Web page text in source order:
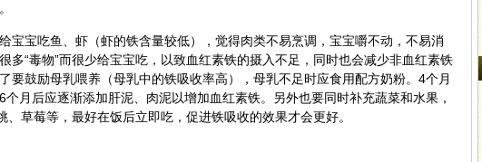
宝宝吃鱼、虾（虾的铁含量较低），觉得肉类不易烹调，宝宝嚼不动，不易消
多“毒物”而很少给宝宝吃，以致血红素铁的摄入不足，同时也会减少非血红素铁
要鼓励母乳喂养（母乳中的铁吸收率高），母乳不足时应食用配方奶粉。4个月
月后应逐渐添加肝泥、肉泥以增加血红素铁。另外也要同时补充蔬菜和水果，
草莓等，最好在饭后立即吃，促进铁吸收的效果才会更好。